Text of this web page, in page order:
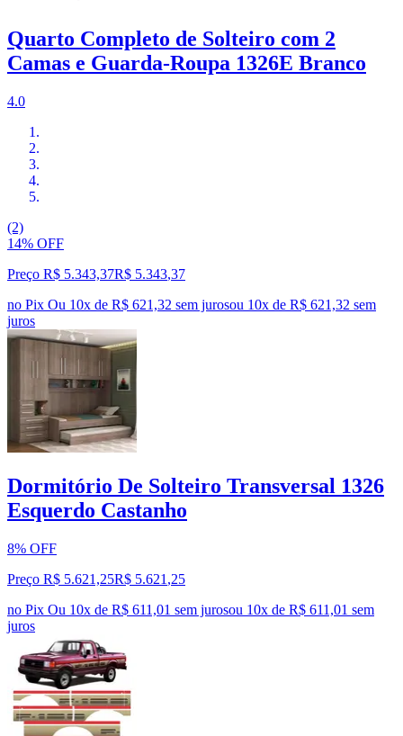
Quarto Completo de Solteiro com 2
Camas e Guarda-Roupa 1326E Branco
4.0
(2)
14% OFF
Preço R$ 5.343,37R$ 5.343,37
no Pix Ou 10x de R$ 621,32 sem jurosou 10x de R$ 621,32 sem
juros
Dormitório De Solteiro Transversal 1326
Esquerdo Castanho
8% OFF
Preço R$ 5.621,25R$ 5.621 ,25
no Pix Ou 10x de R$ 611,01 sem jurosou 10x de R$ 611,01 sem
juros